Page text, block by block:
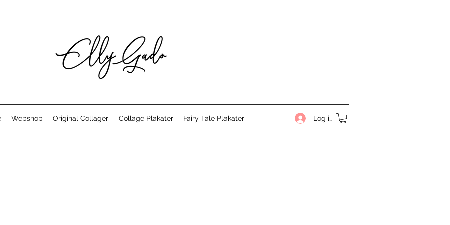
Webshop Original Collager Collage Plakater Fairy Tale Plakater Log ind